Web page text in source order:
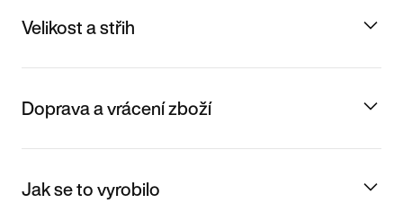
Velikost a střih
Doprava a vrácení zboží
Jak se to vyrobilo